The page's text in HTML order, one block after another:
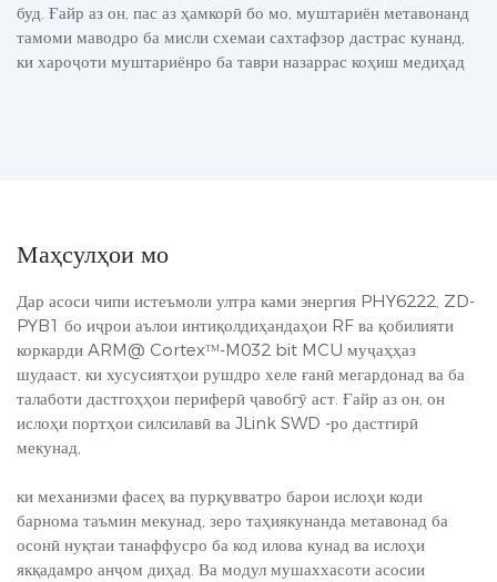
буд. Ғайр аз он, пас аз ҳамкорӣ бо мо, муштариён метавонанд
тамоми маводро ба мисли схемаи сахтафзор дастрас кунанд,
ки хароҷоти муштариёнро ба таври назаррас коҳиш медиҳад
Маҳсулҳои мо
Дар асоси чипи истеъмоли ултра ками энергия PHY6222, ZD-
PYB1 бо иҷрои аълои интиқолдиҳандаҳои RF ва қобилияти
коркарди ARM@ Cortexᵀᴹ-M032 bit MCU муҷаҳҳаз
шудааст, ки хусусиятҳои рушдро хеле ғанӣ мегардонад ва ба
талаботи дастгоҳҳои периферӣ ҷавобгӯ аст. Ғайр аз он, он
ислоҳи портҳои силсилавӣ ва JLink SWD -ро дастгирӣ
мекунад,
ки механизми фасеҳ ва пурқувватро барои ислоҳи коди
барнома таъмин мекунад, зеро таҳиякунанда метавонад ба
осонӣ нуқтаи танаффусро ба код илова кунад ва ислоҳи
якқадамро анҷом диҳад. Ва модул мушаххасоти асосии